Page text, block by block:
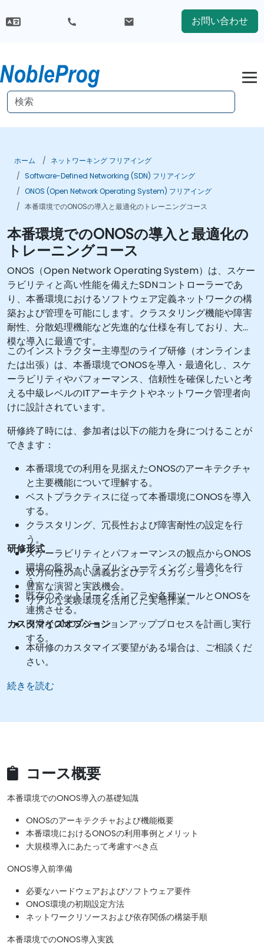
お問い合わせ
ホーム
ネットワーキング フリアイング
Software-Defined Networking (SDN) フリアイング
ONOS (Open Network Operating System) フリアイング
本番環境でのONOSの導入と最適化のトレーニングコース
本番環境でのONOSの導入と最適化の
トレーニングコース
ONOS（Open Network Operating System）は、スケー
ラビリティと高い性能を備えたSDNコントローラーであ
り、本番環境におけるソフトウェア定義ネットワークの構
築および管理を可能にします。クラスタリング機能や障害
耐性、分散処理機能など先進的な仕様を有しており、大規
模な導入に最適です。
このインストラクター主導型のライブ研修（オンラインま
たは出張）は、本番環境でONOSを導入・最適化し、スケ
ーラビリティやパフォーマンス、信頼性を確保したいと考
える中級レベルのITアーキテクトやネットワーク管理者向
けに設計されています。
研修終了時には、参加者は以下の能力を身につけることが
できます：
本番環境での利用を見据えたONOSのアーキテクチャ
と主要機能について理解する。
ベストプラクティスに従って本番環境にONOSを導入
する。
クラスタリング、冗長性および障害耐性の設定を行
う。
スケーラビリティとパフォーマンスの観点からONOS
環境の監視・トラブルシューティング・最適化を行
う。
既存のネットワークインフラや各種ツールとONOSを
連携させる。
円滑なONOSバージョンアッププロセスを計画し実行
する。
研修形式
双方向性の高い講義およびディスカッション。
豊富な演習と実践機会。
リアルな実験環境を活用した実地作業。
カスタマイズオプション
本研修のカスタマイズ要望がある場合は、ご相談くだ
さい。
続きを読む
コース概要
本番環境でのONOS導入の基礎知識
ONOSのアーキテクチャおよび機能概要
本番環境におけるONOSの利用事例とメリット
大規模導入にあたって考慮すべき点
ONOS導入前準備
必要なハードウェアおよびソフトウェア要件
ONOS環境の初期設定方法
ネットワークリソースおよび依存関係の構築手順
本番環境でのONOS導入実践